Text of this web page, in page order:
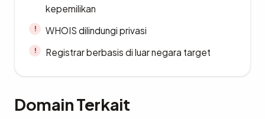
kepemilikan
WHOIS dilindungi privasi
Registrar berbasis di luar negara target
Domain Terkait